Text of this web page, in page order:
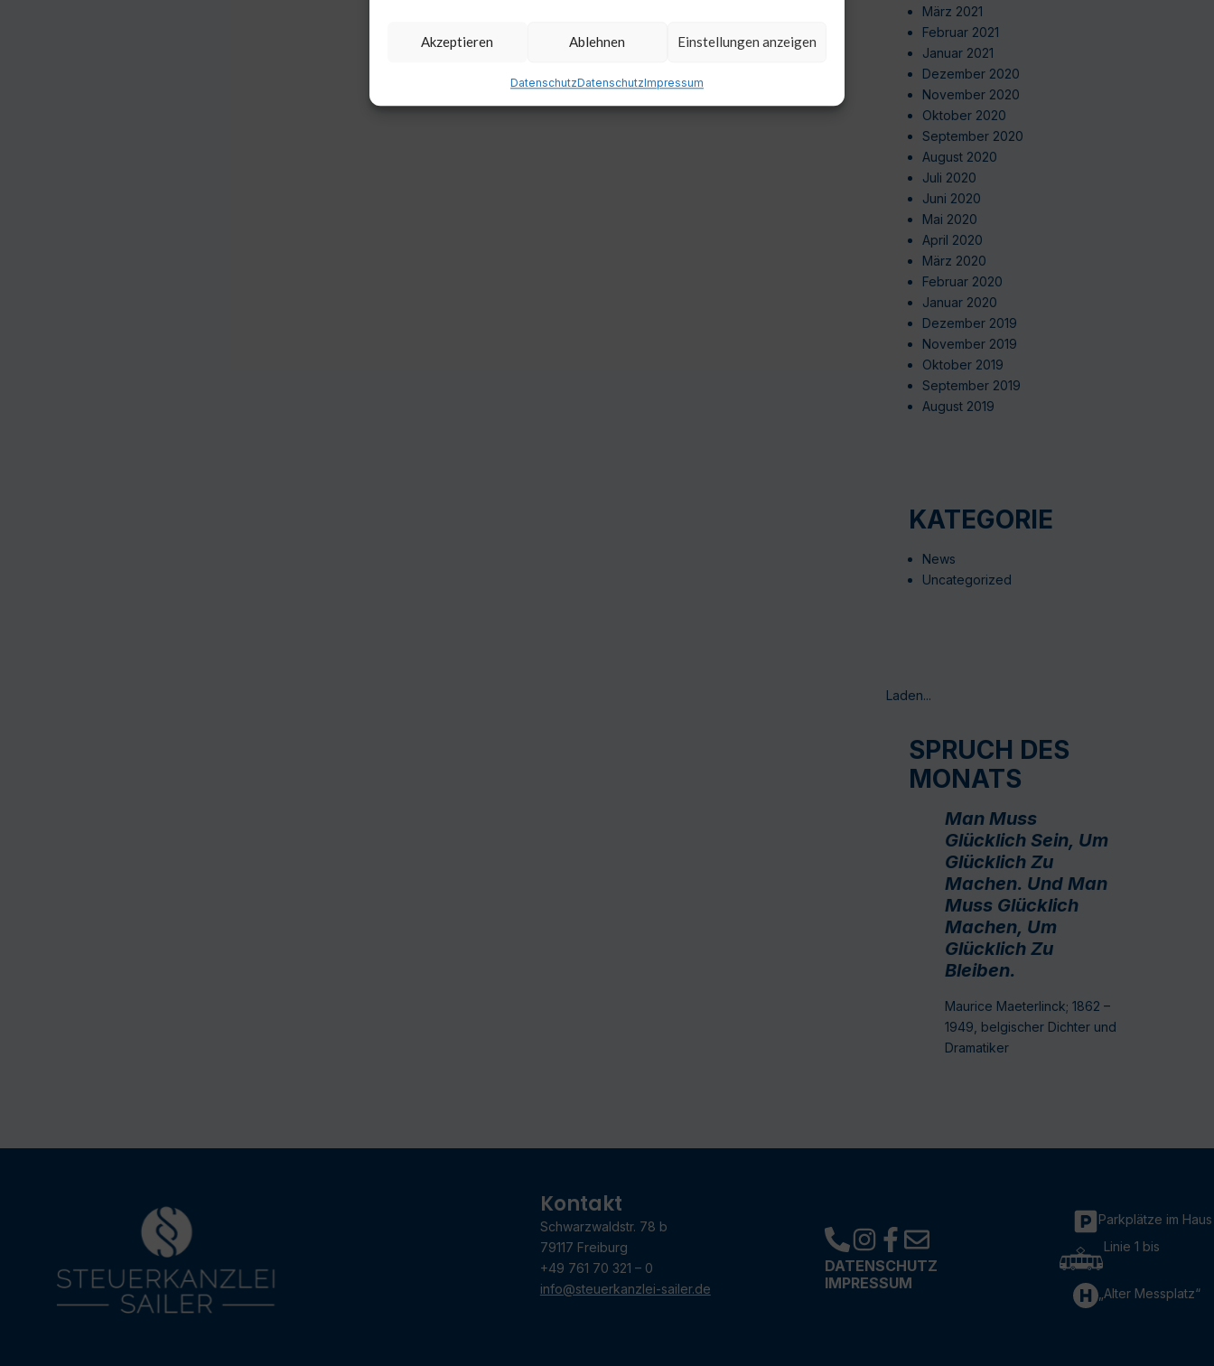
Akzeptieren Ablehnen Einstellungen anzeigen
DatenschutzDatenschutzImpressum
März 2021
Februar 2021
Januar 2021
Dezember 2020
November 2020
Oktober 2020
September 2020
August 2020
Juli 2020
Juni 2020
Mai 2020
April 2020
März 2020
Februar 2020
Januar 2020
Dezember 2019
November 2019
Oktober 2019
September 2019
August 2019
KATEGORIE
News
Uncategorized
Laden...
SPRUCH DES
MONATS
Man Muss
Glücklich Sein, Um
Glücklich Zu
Machen. Und Man
Muss Glücklich
Machen, Um
Glücklich Zu
Bleiben.
Maurice Maeterlinck; 1862 –
1949, belgischer Dichter und
Dramatiker
Kontakt
Schwarzwaldstr. 78 b
79117 Freiburg
+49 761 70 321 – 0
info@steuerkanzlei-sailer.de
DATENSCHUTZ
IMPRESSUM
Parkplätze im Haus
Linie 1 bis
„Alter Messplatz“